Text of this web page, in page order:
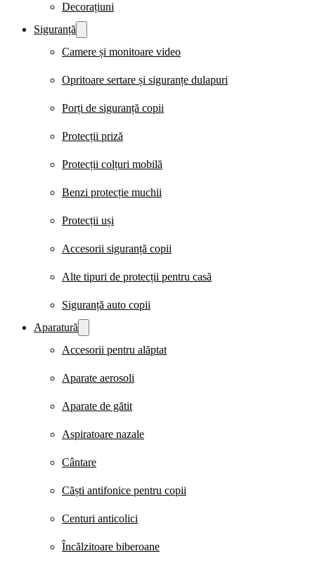
Decorațiuni
Siguranță
Camere și monitoare video
Opritoare sertare și siguranțe dulapuri
Porți de siguranță copii
Protecții priză
Protecții colțuri mobilă
Benzi protecție muchii
Protecții uși
Accesorii siguranță copii
Alte tipuri de protecții pentru casă
Siguranță auto copii
Aparatură
Accesorii pentru alăptat
Aparate aerosoli
Aparate de gătit
Aspiratoare nazale
Cântare
Căști antifonice pentru copii
Centuri anticolici
Încălzitoare biberoane